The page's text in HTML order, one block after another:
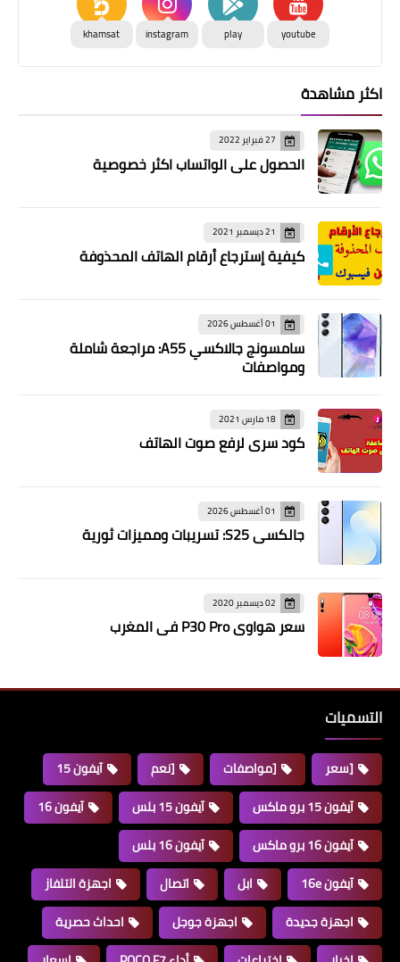
youtube
play
instagram
khamsat
اكثر مشاهدة
27 فبراير 2022
الحصول على الواتساب اكثر خصوصية
21 ديسمبر 2021
كيفية إسترجاع أرقام الهاتف المحذوفة
01 أغسطس 2026
سامسونج جالاكسي A55: مراجعة شاملة
ومواصفات
18 مارس 2021
كود سري لرفع صوت الهاتف
01 أغسطس 2026
جالكسي S25: تسريبات ومميزات ثورية
02 ديسمبر 2020
سعر هواوي P30 Pro في المغرب
التسميات
[سعر [مواصفات [نعم
آيفون 15
آيفون 15 برو ماكس
آيفون 15 بلس
آيفون 16
آيفون 16 برو ماكس
آيفون 16 بلس
آيفون 16e
ابل اتصال
اجهزة التلفاز
اجهزة جديدة
اجهزة جوجل
احداث حصرية